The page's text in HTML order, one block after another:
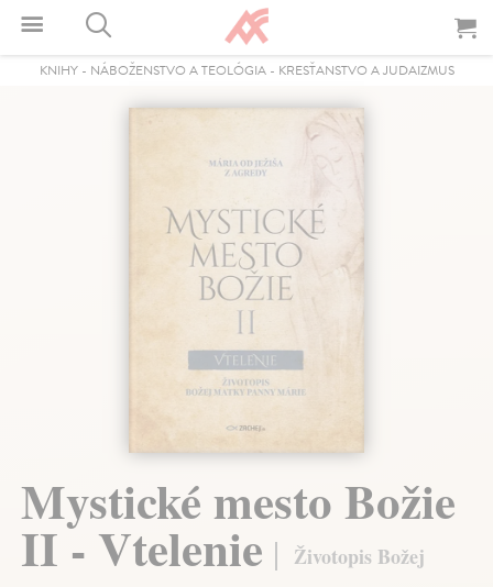
KNIHY- NÁBOŽENSTVO A TEOLÓGIA- KRESŤANSTVO A JUDAIZMUS
Mystické mesto Božie
II - Vtelenie
Životopis Božej